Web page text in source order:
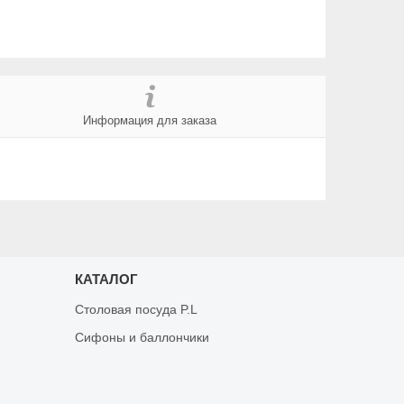
Информация для заказа
КАТАЛОГ
Столовая посуда P.L
Сифоны и баллончики